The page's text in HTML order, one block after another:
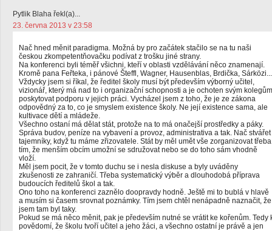
Pytlik Blaha řekl(a)...
23. června 2013 v 23:58
Nač hned měnit paradigma. Možná by pro začátek stačilo se na tu naši
českou zkompetentňovačku podívat z trošku jiné strany.
Na konferenci byli téměř všichni, kteří v oblasti vzdělávání něco znamenají.
Kromě pana Feřteka, i pánové Šteffl, Wagner, Hausenblas, Brdička, Sárközi...
Vždycky jsem si říkal, že ředitel školy musí být především výborný učitel,
vizionář, který má nad to i organizační schopnosti a je ochoten svým kolegům
poskytovat podporu v jejich práci. Vycházel jsem z toho, že je ze zákona
odpovědný za to, co je smyslem existence školy. Ne její existence sama, ale
kultivace dětí a mládeže.
Všechno ostaní má dělat stát, protože na to má onačejší prostředky a páky.
Správa budov, peníze na vybavení a provoz, administrativa a tak. Nač stvářet
tajemníky, když tu máme zřizovatele. Stát by měl umět vše zorganizovat třeba
tím, že menším obcím umožní se sdružovat nebo se do toho sám vhodně
vloží.
Měl jsem pocit, že v tomto duchu se i nesla diskuse a byly uváděny
zkušenosti ze zahraničí. Třeba systematický výběr a dlouhodobá příprava
budoucích ředitelů škol a tak.
Ono toho na konferenci zaznělo doopravdy hodně. Ještě mi to bublá v hlavě
a musím si časem srovnat poznámky. Tím jsem chtěl nenápadně naznačit, že
jsem tam byl taky.
Pokud se má něco měnit, pak je především nutné se vrátit ke kořenům. Tedy
povědomí, že školu tvoří učitel a jeho žáci, a všechno ostatní je právě a jen